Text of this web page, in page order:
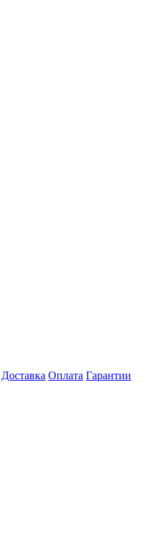
Доставка Оплата Гарантии